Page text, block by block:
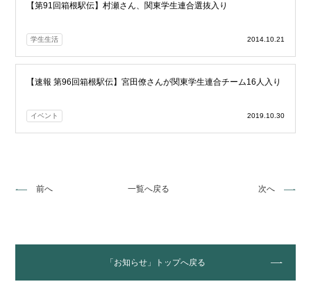
【第91回箱根駅伝】村瀬さん、関東学生連合選抜入り
学生生活 2014.10.21
【速報 第96回箱根駅伝】宮田僚さんが関東学生連合チーム16人入り
イベント 2019.10.30
前へ 一覧へ戻る 次へ
「お知らせ」トップへ戻る